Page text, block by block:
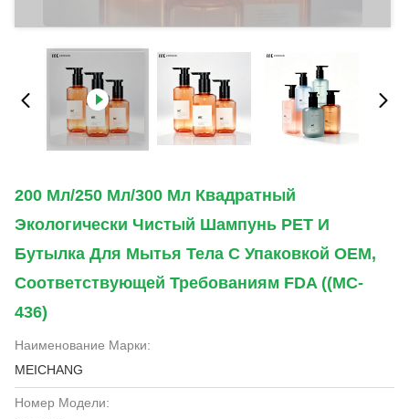
200 Мл/250 Мл/300 Мл Квадратный
Экологически Чистый Шампунь PET И
Бутылка Для Мытья Тела С Упаковкой OEM,
Соответствующей Требованиям FDA ((MC-
436)
Наименование Марки:
MEICHANG
Номер Модели: